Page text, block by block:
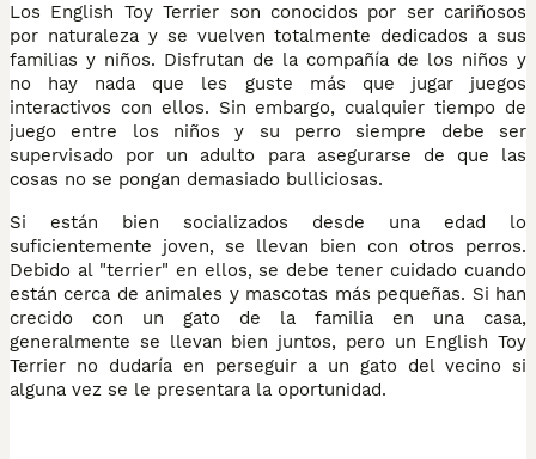
Los English Toy Terrier son conocidos por ser cariñosos
por naturaleza y se vuelven totalmente dedicados a sus
familias y niños. Disfrutan de la compañía de los niños y
no hay nada que les guste más que jugar juegos
interactivos con ellos. Sin embargo, cualquier tiempo de
juego entre los niños y su perro siempre debe ser
supervisado por un adulto para asegurarse de que las
cosas no se pongan demasiado bulliciosas.
Si están bien socializados desde una edad lo
suficientemente joven, se llevan bien con otros perros.
Debido al "terrier" en ellos, se debe tener cuidado cuando
están cerca de animales y mascotas más pequeñas. Si han
crecido con un gato de la familia en una casa,
generalmente se llevan bien juntos, pero un English Toy
Terrier no dudaría en perseguir a un gato del vecino si
alguna vez se le presentara la oportunidad.